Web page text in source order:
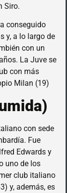
Siro.
conseguido
y, a lo largo de
con un
La Juve se
con más
Milan (19)
con sede
Fue
Edwards y
uno de los
club italiano
y, además, es